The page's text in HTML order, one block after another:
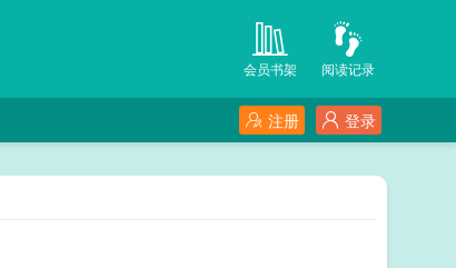
阅读记录
会员书架
登录
注册